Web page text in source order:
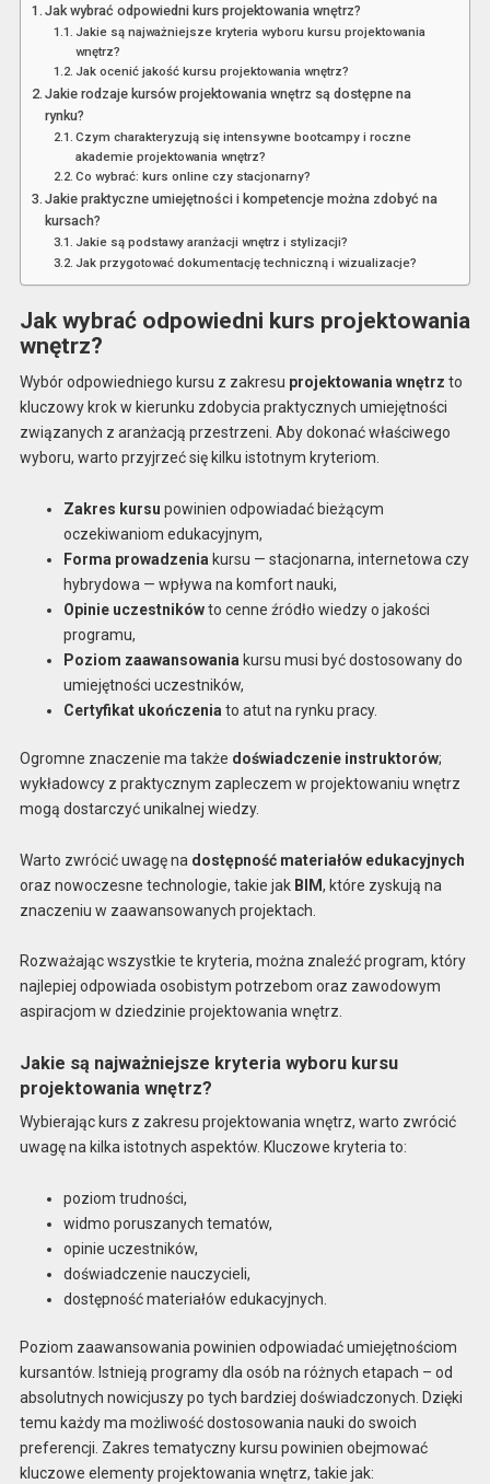
Jak wybrać odpowiedni kurs projektowania wnętrz?
Jakie są najważniejsze kryteria wyboru kursu projektowania
wnętrz?
Jak ocenić jakość kursu projektowania wnętrz?
Jakie rodzaje kursów projektowania wnętrz są dostępne na
rynku?
Czym charakteryzują się intensywne bootcampy i roczne
akademie projektowania wnętrz?
Co wybrać: kurs online czy stacjonarny?
Jakie praktyczne umiejętności i kompetencje można zdobyć na
kursach?
Jakie są podstawy aranżacji wnętrz i stylizacji?
Jak przygotować dokumentację techniczną i wizualizacje?
Jak wybrać odpowiedni kurs projektowania
wnętrz?
Wybór odpowiedniego kursu z zakresu projektowania wnętrz to
kluczowy krok w kierunku zdobycia praktycznych umiejętności
związanych z aranżacją przestrzeni. Aby dokonać właściwego
wyboru, warto przyjrzeć się kilku istotnym kryteriom.
Zakres kursu powinien odpowiadać bieżącym
oczekiwaniom edukacyjnym,
Forma prowadzenia kursu — stacjonarna, internetowa czy
hybrydowa — wpływa na komfort nauki,
Opinie uczestnikówto cenne źródło wiedzy o jakości
programu,
Poziom zaawansowania kursu musi być dostosowany do
umiejętności uczestników,
Certyfikat ukończenia to atut na rynku pracy.
Ogromne znaczenie ma także doświadczenie instruktorów;
wykładowcy z praktycznym zapleczem w projektowaniu wnętrz
mogą dostarczyć unikalnej wiedzy.
Warto zwrócić uwagę na dostępność materiałów edukacyjnych
oraz nowoczesne technologie, takie jak BIM, które zyskują na
znaczeniu w zaawansowanych projektach.
Rozważając wszystkie te kryteria, można znaleźć program, który
najlepiej odpowiada osobistym potrzebom oraz zawodowym
aspiracjom w dziedzinie projektowania wnętrz.
Jakie są najważniejsze kryteria wyboru kursu
projektowania wnętrz?
Wybierając kurs z zakresu projektowania wnętrz, warto zwrócić
uwagę na kilka istotnych aspektów. Kluczowe kryteria to:
poziom trudności,
widmo poruszanych tematów,
opinie uczestników,
doświadczenie nauczycieli,
dostępność materiałów edukacyjnych.
Poziom zaawansowania powinien odpowiadać umiejętnościom
kursantów. Istnieją programy dla osób na różnych etapach – od
absolutnych nowicjuszy po tych bardziej doświadczonych. Dzięki
temu każdy ma możliwość dostosowania nauki do swoich
preferencji. Zakres tematyczny kursu powinien obejmować
kluczowe elementy projektowania wnętrz, takie jak: